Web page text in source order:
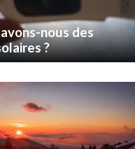
nous des
?